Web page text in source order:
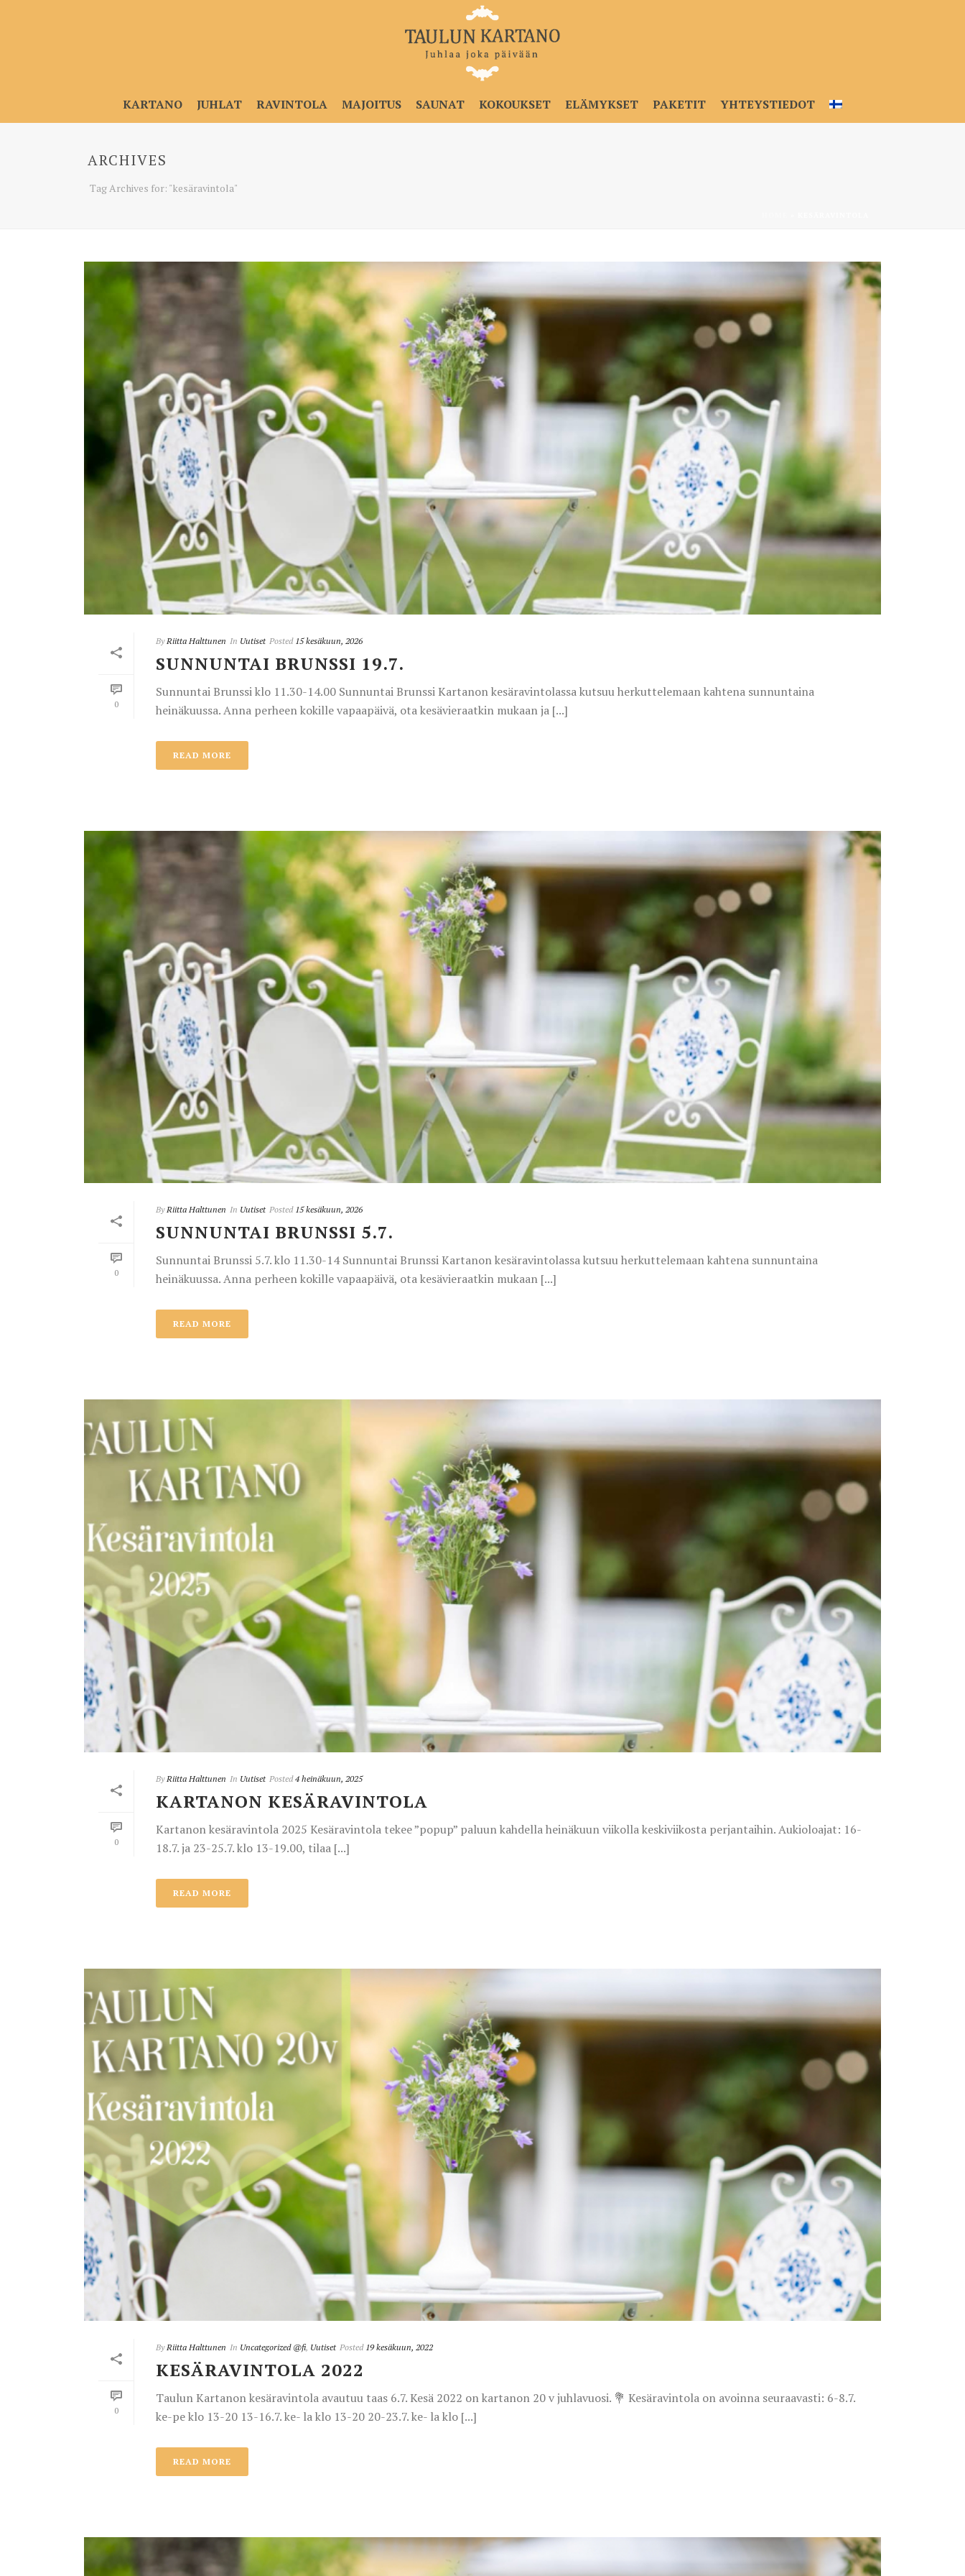
KARTANO JUHLAT RAVINTOLA MAJOITUS SAUNAT KOKOUKSET ELÄMYKSET PAKETIT YHTEYSTIEDOT
ARCHIVES
Tag Archives for: "kesäravintola"
0
By Riitta Halttunen In Uutiset Posted 15 kesäkuun, 2026
SUNNUNTAI BRUNSSI 19.7.
Sunnuntai Brunssi klo 11.30-14.00 Sunnuntai Brunssi Kartanon kesäravintolassa kutsuu herkuttelemaan kahtena sunnuntaina
heinäkuussa. Anna perheen kokille vapaapäivä, ota kesävieraatkin mukaan ja [...]
READ MORE
0
By Riitta Halttunen In Uutiset Posted 15 kesäkuun, 2026
SUNNUNTAI BRUNSSI 5.7.
Sunnuntai Brunssi 5.7. klo 11.30-14 Sunnuntai Brunssi Kartanon kesäravintolassa kutsuu herkuttelemaan kahtena sunnuntaina
heinäkuussa. Anna perheen kokille vapaapäivä, ota kesävieraatkin mukaan [...]
READ MORE
0
By Riitta Halttunen In Uutiset Posted 4 heinäkuun, 2025
KARTANON KESÄRAVINTOLA
Kartanon kesäravintola 2025 Kesäravintola tekee ”popup” paluun kahdella heinäkuun viikolla keskiviikosta perjantaihin. Aukioloajat: 16-
18.7. ja 23-25.7. klo 13-19.00, tilaa [...]
READ MORE
0
By Riitta Halttunen In Uncategorized @fi, Uutiset Posted 19 kesäkuun, 2022
KESÄRAVINTOLA 2022
Taulun Kartanon kesäravintola avautuu taas 6.7. Kesä 2022 on kartanon 20 v juhlavuosi. 💐 Kesäravintola on avoinna seuraavasti: 6-8.7.
ke-pe klo 13-20 13-16.7. ke- la klo 13-20 20-23.7. ke- la klo [...]
READ MORE